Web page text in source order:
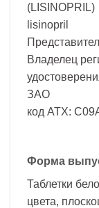
(LISINOPRIL)
lisinopril
Владелец
ЗАО
код ATX:
Форма
Таблетки
цвета,